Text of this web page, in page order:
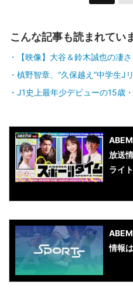
こんな記事も読まれてい
【映像】大谷＆鈴木誠也の凄さ
槙野智章、“久保越え”中学生J
J1史上最年少デビューの15歳
放送
ライ
情報